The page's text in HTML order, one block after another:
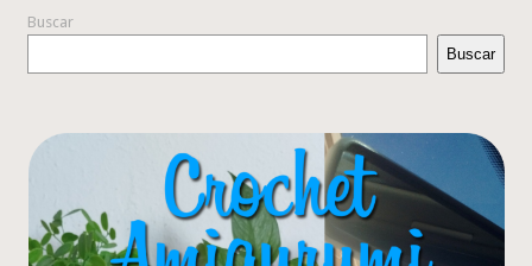
Buscar
Buscar